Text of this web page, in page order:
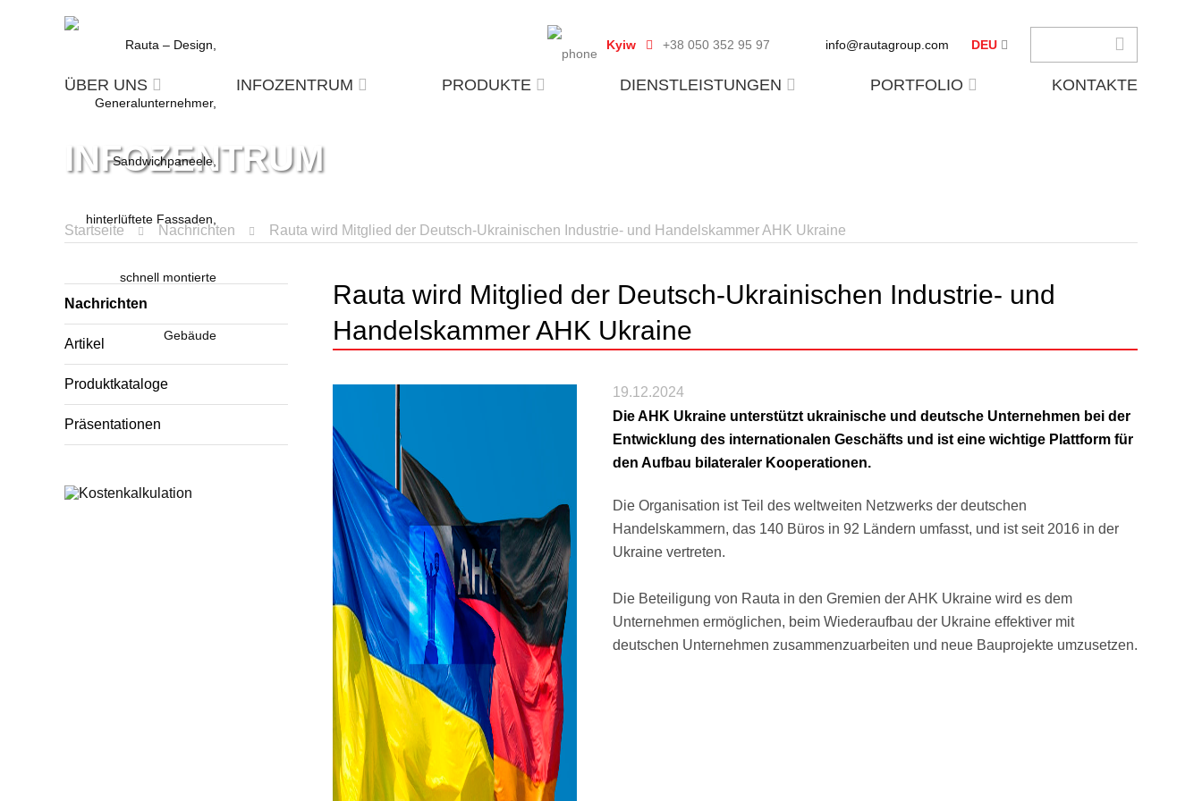
Kyiw +38 050 352 95 97 info@rautagroup.com DEU
ÜBER UNS INFOZENTRUM PRODUKTE DIENSTLEISTUNGEN PORTFOLIO KONTAKTE
INFOZENTRUM
Startseite Nachrichten Rauta wird Mitglied der Deutsch-Ukrainischen Industrie- und Handelskammer AHK Ukraine
Nachrichten
Artikel
Produktkataloge
Präsentationen
Rauta wird Mitglied der Deutsch-Ukrainischen Industrie- und
Handelskammer AHK Ukraine
19.12.2024
Die AHK Ukraine unterstützt ukrainische und deutsche Unternehmen bei der
Entwicklung des internationalen Geschäfts und ist eine wichtige Plattform für
den Aufbau bilateraler Kooperationen.
Die Organisation ist Teil des weltweiten Netzwerks der deutschen
Handelskammern, das 140 Büros in 92 Ländern umfasst, und ist seit 2016 in der
Ukraine vertreten.
Die Beteiligung von Rauta in den Gremien der AHK Ukraine wird es dem
Unternehmen ermöglichen, beim Wiederaufbau der Ukraine effektiver mit
deutschen Unternehmen zusammenzuarbeiten und neue Bauprojekte umzusetzen.